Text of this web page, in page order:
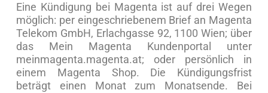
Eine Kündigung bei Magenta ist auf drei Wegen
möglich: per eingeschriebenem Brief an Magenta
Telekom GmbH, Erlachgasse 92, 1100 Wien; über
das Mein Magenta Kundenportal unter
meinmagenta.magenta.at; oder persönlich in
einem Magenta Shop. Die Kündigungsfrist
beträgt einen Monat zum Monatsende. Bei